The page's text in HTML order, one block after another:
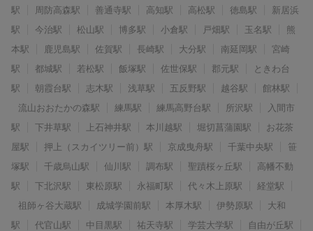
駅
周防高森駅 善通寺駅 高知駅 高松駅 徳島駅
新居浜
駅
今治駅 松山駅 博多駅 小倉駅 戸畑駅 玉名駅
熊
本駅
鹿児島駅 佐賀駅 長崎駅 大分駅 南延岡駅
宮崎
駅
都城駅 若松駅 飯塚駅 佐世保駅 郡元駅
ときわ台
駅
朝霞台駅 志木駅 浅草駅 五反野駅 越谷駅
館林駅
流山おおたかの森駅
練馬駅 練馬高野台駅 所沢駅
入間市
駅
下井草駅 上石神井駅 本川越駅 堀切菖蒲園駅
お花茶
屋駅
押上（スカイツリー前）駅 京成曳舟駅 千葉中央駅
笹
塚駅
千歳烏山駅 仙川駅 調布駅 聖蹟桜ヶ丘駅
高幡不動
駅
下北沢駅 東松原駅 永福町駅 代々木上原駅
経堂駅
祖師ヶ谷大蔵駅
成城学園前駅 本厚木駅 伊勢原駅
大和
駅
代官山駅 中目黒駅 祐天寺駅 学芸大学駅
自由が丘駅